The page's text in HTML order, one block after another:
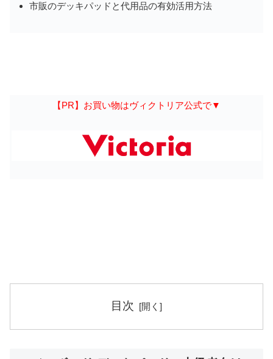
市販のデッキパッドと代用品の有効活用方法
【PR】お買い物はヴィクトリア公式で▼
目次